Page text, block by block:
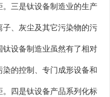
三是钛设备制造业的生产
、灰尘及其它污染物的污
设备制造业虽然有了相对
的控制、专门成形设备和
四是钛设备产品系列化标